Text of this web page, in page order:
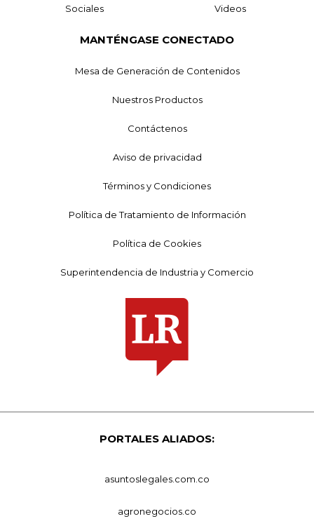
Sociales Videos
MANTÉNGASE CONECTADO
Mesa de Generación de Contenidos
Nuestros Productos
Contáctenos
Aviso de privacidad
Términos y Condiciones
Política de Tratamiento de Información
Política de Cookies
Superintendencia de Industria y Comercio
PORTALES ALIADOS:
asuntoslegales.com.co
agronegocios.co